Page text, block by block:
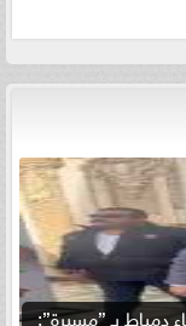
دمياط بـ ”مسيرة”: